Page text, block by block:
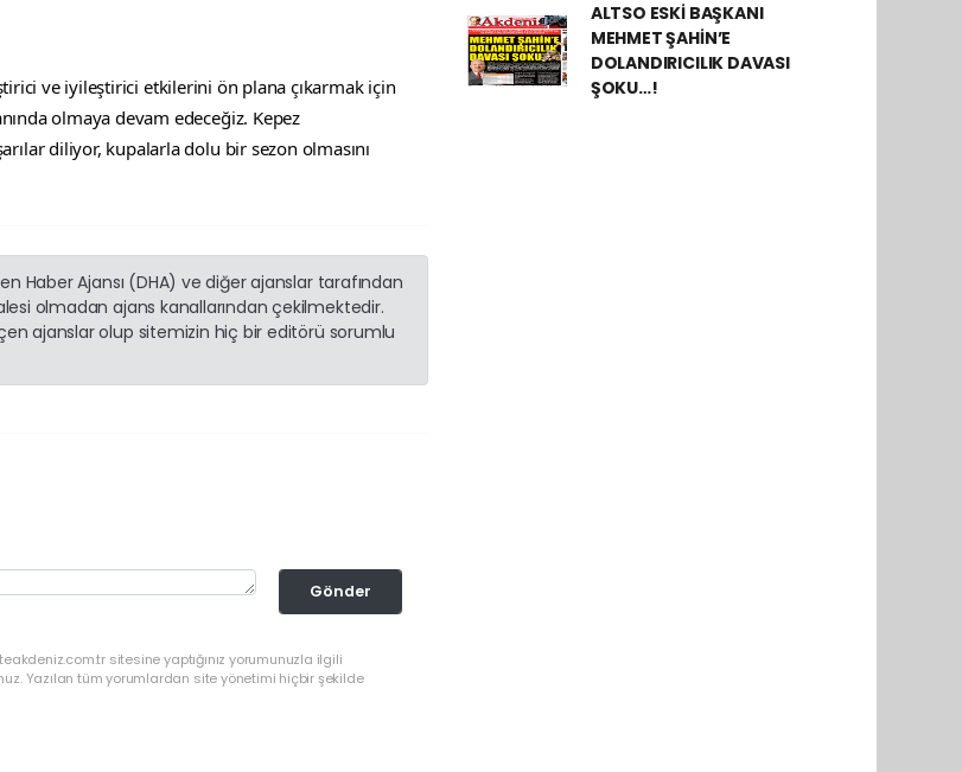
ve iyileştirici etkilerini ön plana çıkarmak için
olmaya devam edeceğiz. Kepez
diliyor, kupalarla dolu bir sezon olmasını
Haber Ajansı (DHA) ve diğer ajanslar tarafından
olmadan ajans kanallarından çekilmektedir.
ajanslar olup sitemizin hiç bir editörü sorumlu
Gönder
sitesine yaptığınız yorumunuzla ilgili
Yazılan tüm yorumlardan site yönetimi hiçbir şekilde
ALTSO ESKİ BAŞKANI
MEHMET ŞAHİN’E
DOLANDIRICILIK DAVASI
ŞOKU…!